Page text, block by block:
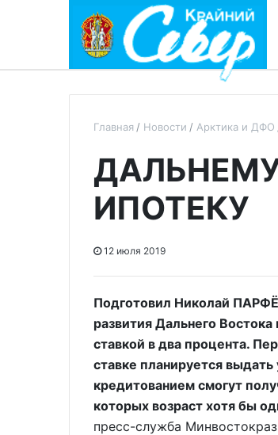
Главная Новости Арктика и ДФО
ИПОТЕКУ
12 июля 2019
Подготовил Николай
развития Дальнего
ставкой в два процента.
ставке планируется
кредитованием смогут
которых возраст хотя бы
пресс-служба